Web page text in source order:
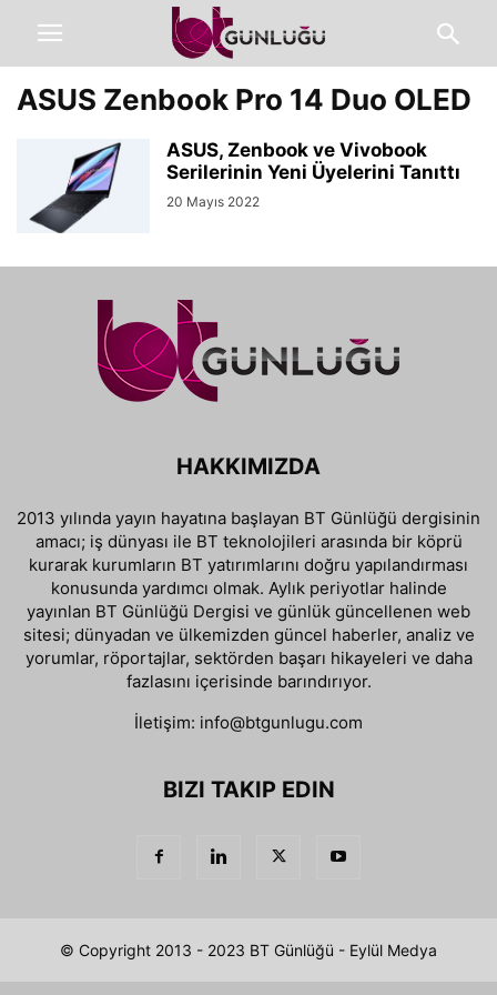
ASUS Zenbook Pro 14 Duo OLED
ASUS, Zenbook ve Vivobook
Serilerinin Yeni Üyelerini Tanıttı
20 Mayıs 2022
HAKKIMIZDA
2013 yılında yayın hayatına başlayan BT Günlüğü dergisinin
amacı; iş dünyası ile BT teknolojileri arasında bir köprü
kurarak kurumların BT yatırımlarını doğru yapılandırması
konusunda yardımcı olmak. Aylık periyotlar halinde
yayınlan BT Günlüğü Dergisi ve günlük güncellenen web
sitesi; dünyadan ve ülkemizden güncel haberler, analiz ve
yorumlar, röportajlar, sektörden başarı hikayeleri ve daha
fazlasını içerisinde barındırıyor.
İletişim: info@btgunlugu.com
BIZI TAKIP EDIN
© Copyright 2013 - 2023 BT Günlüğü - Eylül Medya